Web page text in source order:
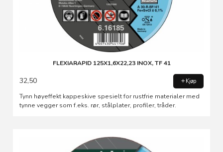
FLEXIARAPID 125X1,6X22,23 INOX, TF 41
32,50 Kjøp
Tynn høyeffekt kappeskive spesielt for rustfrie materialer med
tynne vegger som f.eks. rør, stålplater, profiler, tråder.